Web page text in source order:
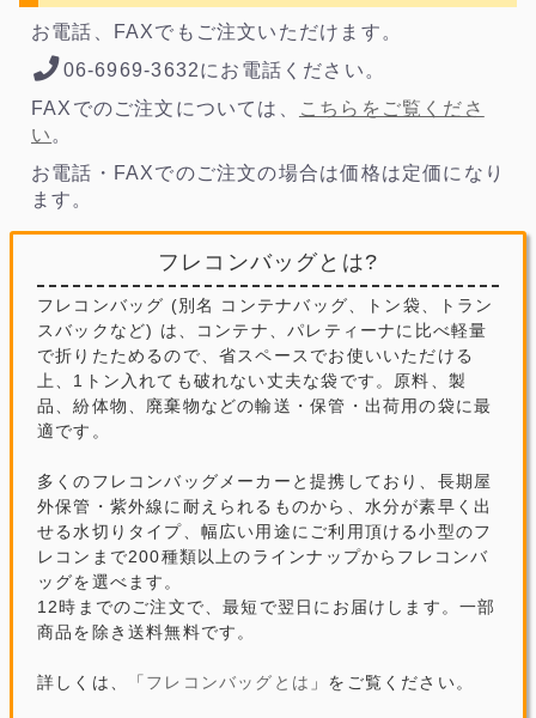
お電話、FAXでもご注文いただけます。
06-6969-3632にお電話ください。
FAXでのご注文については、
こちらをご覧くださ
い 。
お電話・FAXでのご注文の場合は価格は定価になり
ます。
フレコンバッグとは?
フレコンバッグ (別名 コンテナバッグ、トン袋、トラン
スバックなど) は、コンテナ、パレティーナに比べ軽量
で折りたためるので、省スペースでお使いいただける
上、1トン入れても破れない丈夫な袋です。原料、製
品、紛体物、廃棄物などの輸送・保管・出荷用の袋に最
適です。
多くのフレコンバッグメーカーと提携しており、長期屋
外保管・紫外線に耐えられるものから、水分が素早く出
せる水切りタイプ、幅広い用途にご利用頂ける小型のフ
レコンまで200種類以上のラインナップからフレコンバ
ッグを選べます。
12時までのご注文で、最短で翌日にお届けします。一部
商品を除き送料無料です。
詳しくは、「フレコンバッグとは 」をご覧ください。